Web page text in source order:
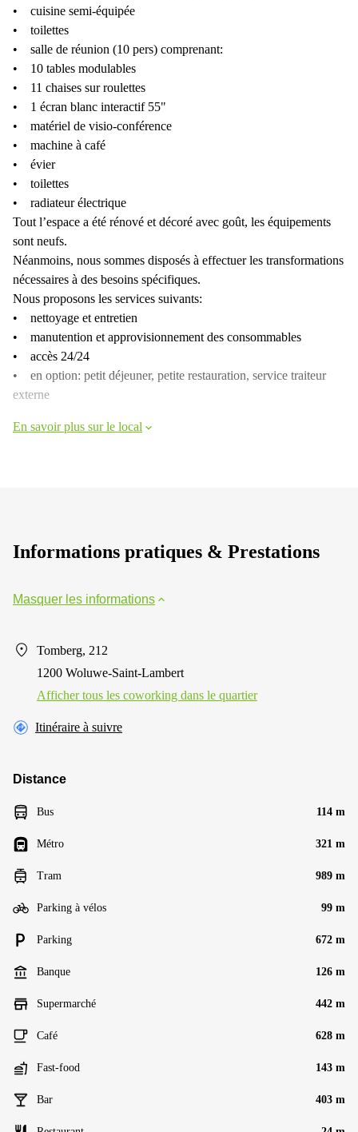
• cuisine semi-équipée
• toilettes
• salle de réunion (10 pers) comprenant:
• 10 tables modulables
• 11 chaises sur roulettes
• 1 écran blanc interactif 55"
• matériel de visio-conférence
• machine à café
• évier
• toilettes
• radiateur électrique
Tout l’espace a été rénové et décoré avec goût, les équipements
sont neufs.
Néanmoins, nous sommes disposés à effectuer les transformations
nécessaires à des besoins spécifiques.
Nous proposons les services suivants:
• nettoyage et entretien
• manutention et approvisionnement des consommables
• accès 24/24
• en option: petit déjeuner, petite restauration, service traiteur
externe
En savoir plus sur le local
Informations pratiques & Prestations
Masquer les informations
Tomberg, 212
1200 Woluwe-Saint-Lambert
Afficher tous les сoworking dans le quartier
Itinéraire à suivre
Distance
Bus 114 m
Métro 321 m
Tram 989 m
Parking à vélos 99 m
Parking 672 m
Banque 126 m
Supermarché 442 m
Café 628 m
Fast-food 143 m
Bar 403 m